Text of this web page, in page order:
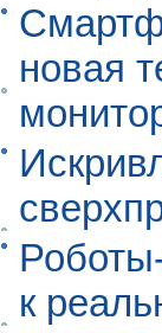
новая
к